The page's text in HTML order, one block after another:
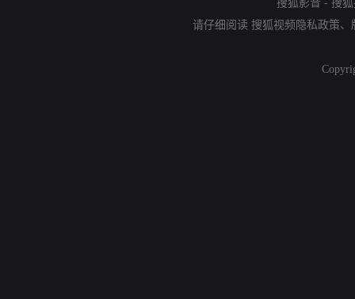
搜狐影音 - 搜
请仔细阅读 搜狐视频隐私政策、